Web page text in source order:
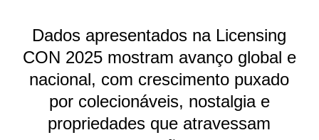
Dados apresentados na Licensing
CON 2025 mostram avanço global e
nacional, com crescimento puxado
por colecionáveis, nostalgia e
propriedades que atravessam